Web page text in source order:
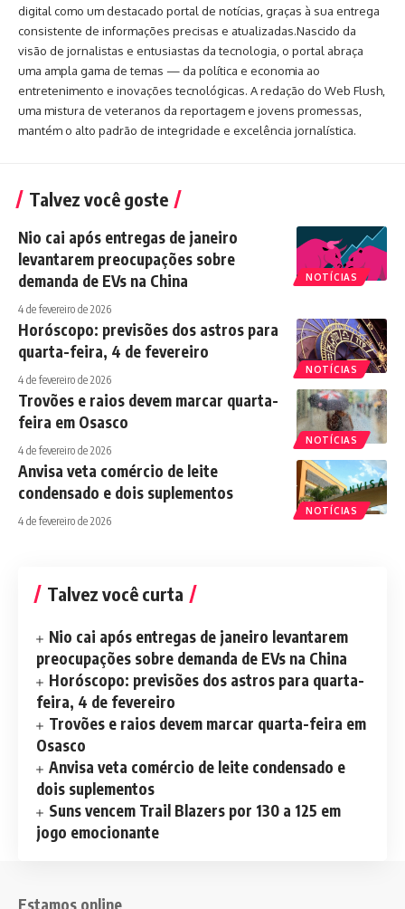
digital como um destacado portal de notícias, graças à sua entrega
consistente de informações precisas e atualizadas.Nascido da
visão de jornalistas e entusiastas da tecnologia, o portal abraça
uma ampla gama de temas — da política e economia ao
entretenimento e inovações tecnológicas. A redação do Web Flush,
uma mistura de veteranos da reportagem e jovens promessas,
mantém o alto padrão de integridade e excelência jornalística.
Talvez você goste
NOTÍCIAS
Nio cai após entregas de janeiro
levantarem preocupações sobre
demanda de EVs na China
4 de fevereiro de 2026
NOTÍCIAS
Horóscopo: previsões dos astros para
quarta-feira, 4 de fevereiro
4 de fevereiro de 2026
NOTÍCIAS
Trovões e raios devem marcar quarta-
feira em Osasco
4 de fevereiro de 2026
NOTÍCIAS
Anvisa veta comércio de leite
condensado e dois suplementos
4 de fevereiro de 2026
Talvez você curta
Nio cai após entregas de janeiro levantarem
preocupações sobre demanda de EVs na China
Horóscopo: previsões dos astros para quarta-
feira, 4 de fevereiro
Trovões e raios devem marcar quarta-feira em
Osasco
Anvisa veta comércio de leite condensado e
dois suplementos
Suns vencem Trail Blazers por 130 a 125 em
jogo emocionante
Estamos online